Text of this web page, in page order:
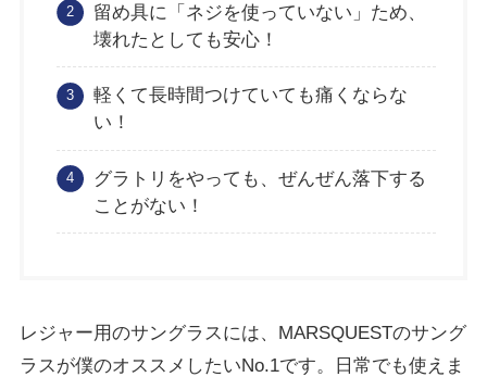
留め具に「ネジを使っていない」ため、
壊れたとしても安心！
軽くて長時間つけていても痛くならな
い！
グラトリをやっても、ぜんぜん落下する
ことがない！
レジャー用のサングラスには、MARSQUESTのサング
ラスが僕のオススメしたいNo.1です。日常でも使えま